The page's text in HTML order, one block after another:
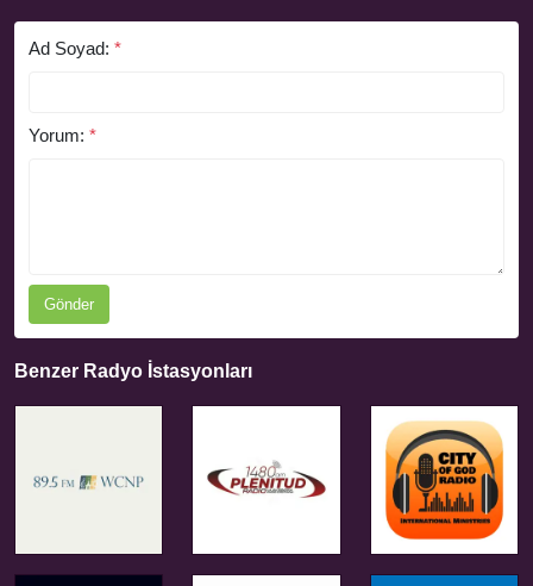
Ad Soyad: *
Yorum: *
Gönder
Benzer Radyo İstasyonları